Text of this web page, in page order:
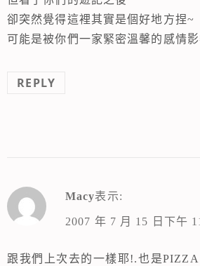
卻突然覺得這裡其實是個好地方捏~
可能是被你們一家緊密溫馨的感情
REPLY
Macy表示:
2007 年 7 月 15 日下午
跟我們上次去的一樣耶!.也是